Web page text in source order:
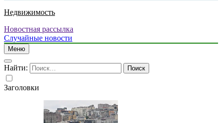
Недвижимость
Новостная рассылка
Случайные новости
Меню
Найти:
Заголовки